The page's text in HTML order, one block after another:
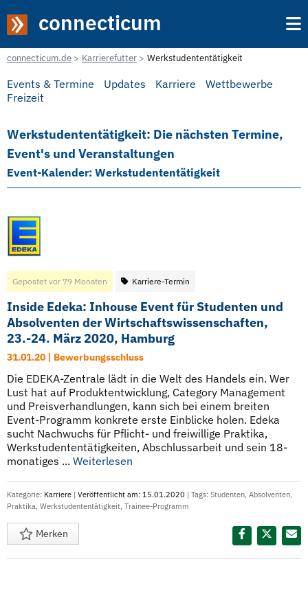
connecticum
connecticum.de Karrierefutter Werkstudententätigkeit
Events & Termine Updates Karriere
Wettbewerbe
Freizeit
Werkstudententätigkeit: Die nächsten Termine,
Event's und Veranstaltungen
Event-Kalender: Werkstudententätigkeit
Gepostet vor 79 Monaten Karriere-Termin
Inside Edeka: Inhouse Event für Studenten und
Absolventen der Wirtschaftswissenschaften,
23.-24. März 2020, Hamburg
31.01.20 | Bewerbungsschluss
Die EDEKA-Zentrale lädt in die Welt des Handels ein. Wer
Lust hat auf Produktentwicklung, Category Management
und Preisverhandlungen, kann sich bei einem breiten
Event-Programm konkrete erste Einblicke holen. Edeka
sucht Nachwuchs für Pflicht- und freiwillige Praktika,
Werkstudententätigkeiten, Abschlussarbeit und sein 18-
monatiges ... Weiterlesen
Kategorie: Karriere | Veröffentlicht am: 15.01.2020 | Tags: Studenten, Absolventen,
Praktika, Werkstudententätigkeit, Trainee-Programm
Merken